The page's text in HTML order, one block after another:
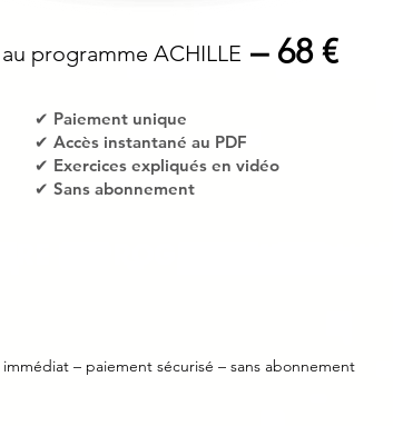
programme ACHILLE – 68 €
✔ Paiement unique
✔ Accès instantané au PDF
✔ Exercices expliqués en vidéo
✔ Sans abonnement
immédiat – paiement sécurisé – sans abonnement